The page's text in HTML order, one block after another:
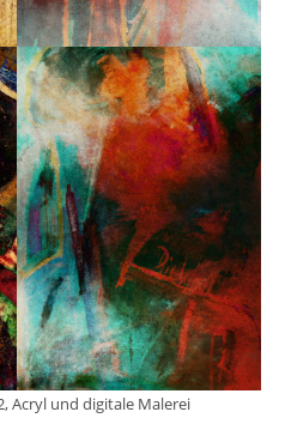
Acryl und digitale Malerei